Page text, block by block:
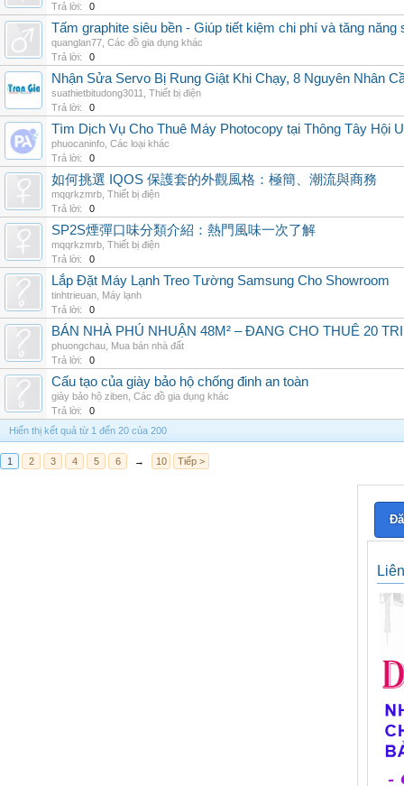
Trả lời:
0
Tấm graphite siêu bền - Giúp tiết kiệm chi phí và tăng năng
quanglan77 Các đồ gia dụng khác
Trả lời:
0
Nhận Sửa Servo Bị Rung Giật Khi Chạy, 8 Nguyên Nhân
suathietbitudong3011
Thiết bị điện
Trả lời:
0
Tìm Dịch Vụ Cho Thuê Máy Photocopy tại Thông Tây Hội
phuocaninfo Các loại khác
Trả lời:
0
如何挑選 IQOS 保護套的外觀風格：極簡、潮流與商務
mqqrkzmrb Thiết bị điện
Trả lời:
0
SP2S煙彈口味分類介紹：熱門風味一次了解
mqqrkzmrb Thiết bị điện
Trả lời:
0
Lắp Đặt Máy Lạnh Treo Tường Samsung Cho Showroom
tinhtrieuan Máy lạnh
Trả lời:
0
BÁN NHÀ PHÚ NHUẬN 48M² – ĐANG CHO THUÊ 20
phuongchau Mua bán nhà đất
Trả lời:
0
Cấu tạo của giày bảo hộ chống đinh an toàn
giày bảo hộ ziben Các đồ gia dụng khác
Trả lời:
0
Hiển thị kết quả từ 1 đến 20 của 200
1 2 3 4 5 6 → 10 Tiếp >